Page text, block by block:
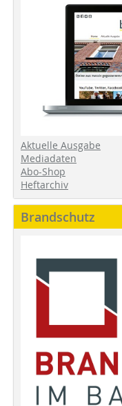
Aktuelle Ausgabe
Mediadaten
Abo-Shop
Heftarchiv
Brandschutz